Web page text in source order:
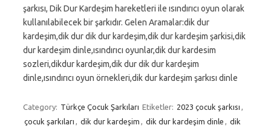
şarkısı, Dik Dur Kardeşim hareketleri ile ısındırıcı oyun olarak
kullanılabilecek bir şarkıdır. Gelen Aramalar:dik dur
kardeşim,dik dur dik dur kardeşim,dik dur kardeşim şarkisi,dik
dur kardeşim dinle,ısındırıcı oyunlar,dik dur kardesim
sozleri,dikdur kardeşim,dik dur dik dur kardeşim
dinle,ısındırıcı oyun örnekleri,dik dur kardeşim şarkısı dinle
Category: Türkçe Çocuk Şarkıları Etiketler: 2023 çocuk şarkısı
çocuk şarkıları
dik dur kardeşim dik dur kardeşim dinle
dik